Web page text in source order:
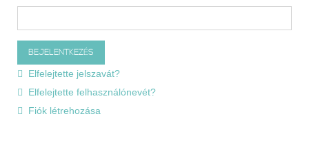
Elfelejtette jelszavát?
Elfelejtette felhasználónevét?
Fiók létrehozása